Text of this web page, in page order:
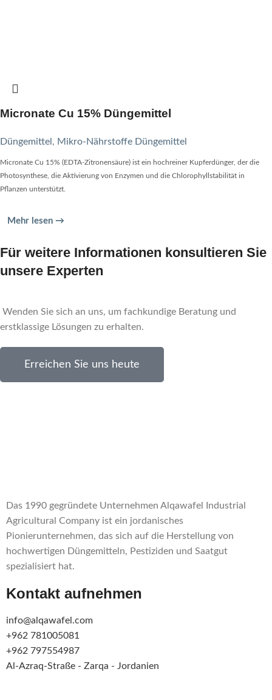
Micronate Cu 15% Düngemittel
Düngemittel , Mikro-Nährstoffe Düngemittel
Micronate Cu 15% (EDTA-Zitronensäure) ist ein hochreiner Kupferdünger, der die
Photosynthese, die Aktivierung von Enzymen und die Chlorophyllstabilität in
Pflanzen unterstützt.
Mehr lesen →
Für weitere Informationen konsultieren Sie
unsere Experten
Wenden Sie sich an uns, um fachkundige Beratung und
erstklassige Lösungen zu erhalten.
Erreichen Sie uns heute
Das 1990 gegründete Unternehmen Alqawafel Industrial
Agricultural Company ist ein jordanisches
Pionierunternehmen, das sich auf die Herstellung von
hochwertigen Düngemitteln, Pestiziden und Saatgut
spezialisiert hat.
Kontakt aufnehmen
info@alqawafel.com
+962 781005081
+962 797554987
Al-Azraq-Straße - Zarqa - Jordanien